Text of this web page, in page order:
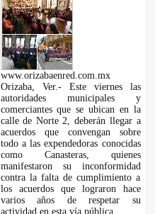
www.orizabaenred.com.mx
Orizaba, Ver.- Este viernes las
autoridades municipales y
comerciantes que se ubican en la
calle de Norte 2, deberán llegar a
acuerdos que convengan sobre
todo a las expendedoras conocidas
como Canasteras, quienes
manifestaron su inconformidad
contra la falta de cumplimiento a
los acuerdos que lograron hace
varios años de respetar su
actividad en esta vía pública.